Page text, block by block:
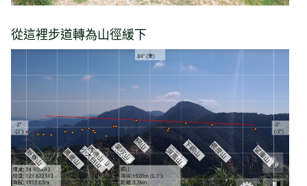
從這裡步道轉為山徑緩下